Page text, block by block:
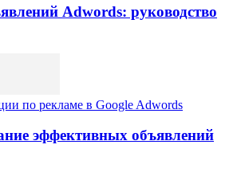
Adwords: руководство
по рекламе в Google Adwords
эффективных объявлений